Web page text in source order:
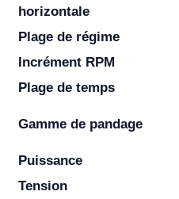
horizontale
Plage de régime
Incrément RPM
Plage de temps
Gamme de pandage
Puissance
Tension